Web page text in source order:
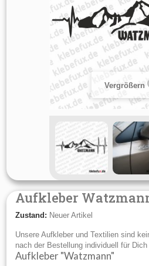
Vergrößern
Aufkleber
Zustand: Neuer Artikel
Unsere Aufkleber und Textilien sind
nach der Bestellung individuell für Dich
Aufkleber "Watzmann"